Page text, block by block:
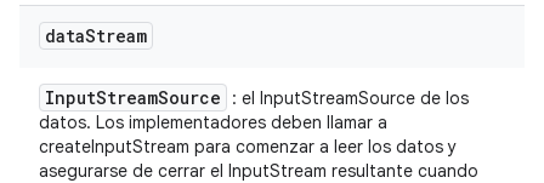
dataStream
InputStreamSource
: el InputStreamSource de los
datos. Los implementadores deben llamar a
createInputStream para comenzar a leer los datos y
asegurarse de cerrar el InputStream resultante cuando